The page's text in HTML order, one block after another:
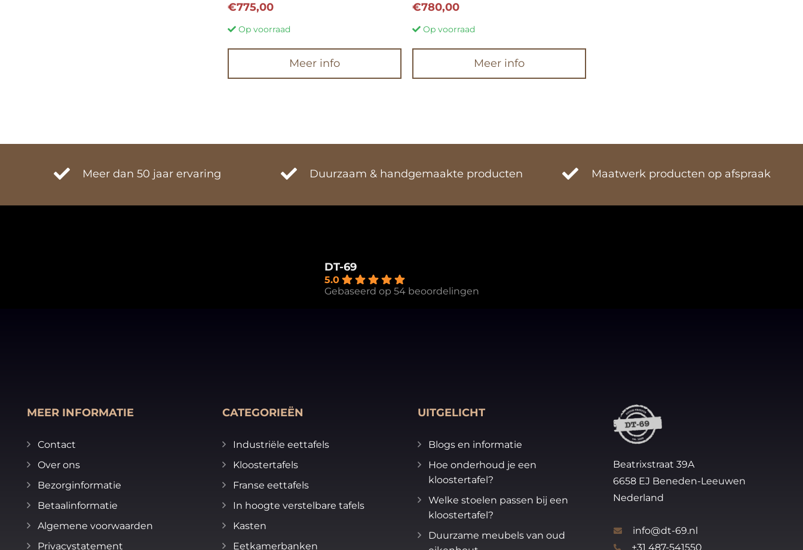
€775,00
Op voorraad
Meer info
€780,00
Op voorraad
Meer info
Meer dan 50 jaar ervaring Duurzaam & handgemaakte producten Maatwerk producten op afspraak
DT-69
5.0
Gebaseerd op 54 beoordelingen
MEER INFORMATIE
Contact
Over ons
Bezorginformatie
Betaalinformatie
Algemene voorwaarden
Privacystatement
CATEGORIEËN
Industriële eettafels
Kloostertafels
Franse eettafels
In hoogte verstelbare tafels
Kasten
Eetkamerbanken
UITGELICHT
Blogs en informatie
Hoe onderhoud je een
kloostertafel?
Welke stoelen passen bij een
kloostertafel?
Duurzame meubels van oud
Beatrixstraat 39A
6658 EJ Beneden-Leeuwen
Nederland
info@dt-69.nl
+31 487-541550